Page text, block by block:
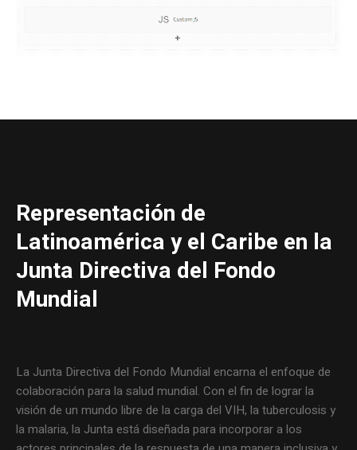
Representación de
Latinoamérica y el Caribe en la
Junta Directiva del Fondo
Mundial
La Junta Directiva del Fondo Mundial encarna el enfoque de
colaboración para la salud mundial. Con el fin de lograr la
visión de un mundo libre de la carga del VIH, la tuberculosis y
la malaria, la Junta está diseñada para incorporar a los